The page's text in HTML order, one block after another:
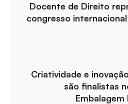
Docente de Direito
congresso
Criatividade e
são finalistas